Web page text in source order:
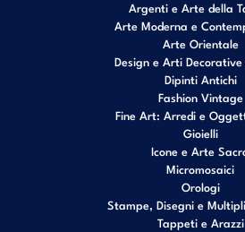
Argenti e Arte della
Arte Moderna e
Arte Orientale
Design e Arti
Dipinti Antichi
Fashion Vintage
Fine Art: Arredi e
Gioielli
Icone e Arte
Micromosaici
Orologi
Stampe, Disegni e
Tappeti e Arazzi